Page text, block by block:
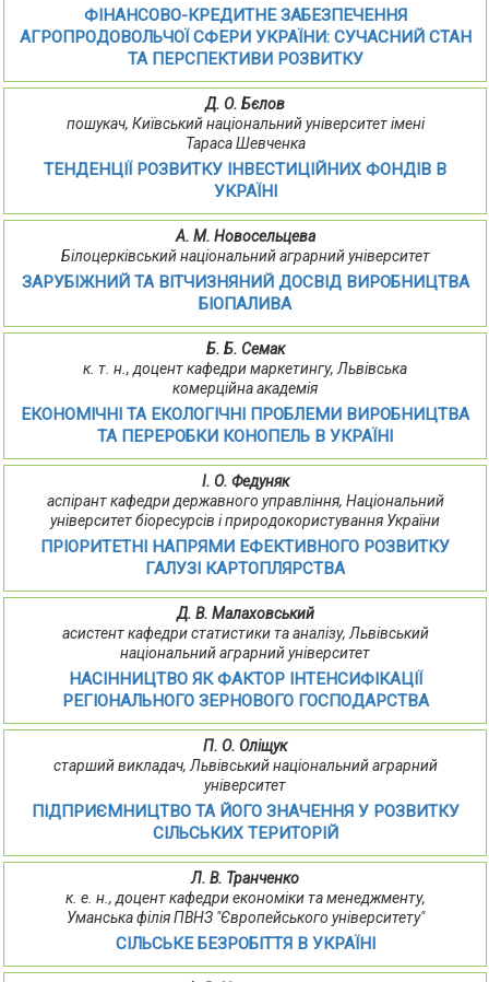
ФІНАНСОВО-КРЕДИТНЕ ЗАБЕЗПЕЧЕННЯ
АГРОПРОДОВОЛЬЧОЇ СФЕРИ УКРАЇНИ: СУЧАСНИЙ СТАН
ТА ПЕРСПЕКТИВИ РОЗВИТКУ
Д. О. Бєлов
пошукач, Київський національний університет імені
Тараса Шевченка
ТЕНДЕНЦІЇ РОЗВИТКУ ІНВЕСТИЦІЙНИХ ФОНДІВ В
УКРАЇНІ
А. М. Новосельцева
Білоцерківський національний аграрний університет
ЗАРУБІЖНИЙ ТА ВІТЧИЗНЯНИЙ ДОСВІД ВИРОБНИЦТВА
БІОПАЛИВА
Б. Б. Семак
к. т. н., доцент кафедри маркетингу, Львівська
комерційна академія
ЕКОНОМІЧНІ ТА ЕКОЛОГІЧНІ ПРОБЛЕМИ ВИРОБНИЦТВА
ТА ПЕРЕРОБКИ КОНОПЕЛЬ В УКРАЇНІ
І. О. Федуняк
аспірант кафедри державного управління, Національний
університет біоресурсів і природокористування України
ПРІОРИТЕТНІ НАПРЯМИ ЕФЕКТИВНОГО РОЗВИТКУ
ГАЛУЗІ КАРТОПЛЯРСТВА
Д. В. Малаховський
асистент кафедри статистики та аналізу, Львівський
національний аграрний університет
НАСІННИЦТВО ЯК ФАКТОР ІНТЕНСИФІКАЦІЇ
РЕГІОНАЛЬНОГО ЗЕРНОВОГО ГОСПОДАРСТВА
П. О. Оліщук
старший викладач, Львівський національний аграрний
університет
ПІДПРИЄМНИЦТВО ТА ЙОГО ЗНАЧЕННЯ У РОЗВИТКУ
СІЛЬСЬКИХ ТЕРИТОРІЙ
Л. В. Транченко
к. е. н., доцент кафедри економіки та менеджменту,
Уманська філія ПВНЗ "Європейського університету"
СІЛЬСЬКЕ БЕЗРОБІТТЯ В УКРАЇНІ